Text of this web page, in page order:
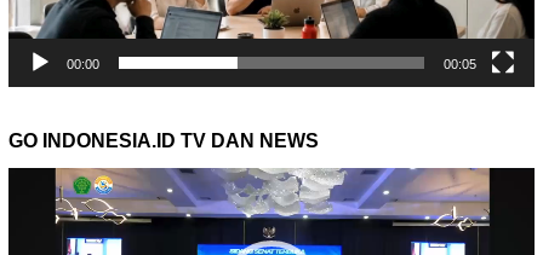
00:00 00:05
GO INDONESIA.ID TV DAN NEWS
Pemutar